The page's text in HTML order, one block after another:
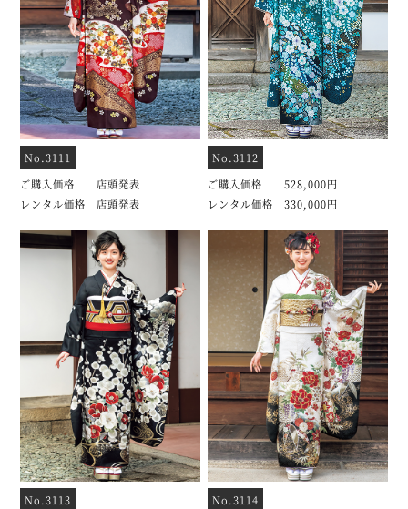
No.3111
ご購入価格 店頭発表
レンタル価格 店頭発表
No.3112
ご購入価格 528,000円
レンタル価格 330,000円
No.3113
No.3114